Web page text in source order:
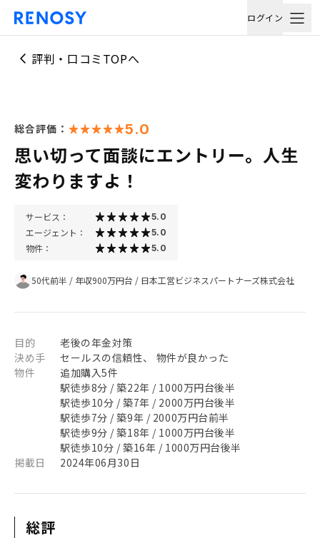
ログイン
評判・口コミTOPへ
総合評価： 5.0
思い切って面談にエントリー。人生
変わりますよ！
サービス： 5.0
エージェント： 5.0
物件： 5.0
50代前半 / 年収900万円台 / 日本工営ビジネスパートナーズ株式会社
目的
老後の年金対策
決め手
セールスの信頼性、 物件が良かった
物件
追加購入5件
駅徒歩8分 / 築22年 / 1000万円台後半
駅徒歩10分 / 築7年 / 2000万円台後半
駅徒歩7分 / 築9年 / 2000万円台前半
駅徒歩9分 / 築18年 / 1000万円台後半
駅徒歩10分 / 築16年 / 1000万円台後半
掲載日
2024年06月30日
総評